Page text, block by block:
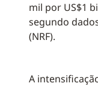
mil por US$1
segundo
(NRF).
A